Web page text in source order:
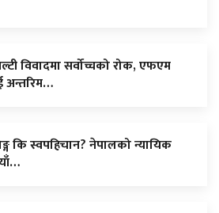
विवादमा सर्वोच्चको रोक, एफएम
अन्तरिम…
कि स्वपहिचान? नेपालको न्यायिक